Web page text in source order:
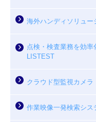
海外ハンディソリュー
点検・検査業務を効
LISTEST
クラウド型監視カメラ
作業映像一発検索シス